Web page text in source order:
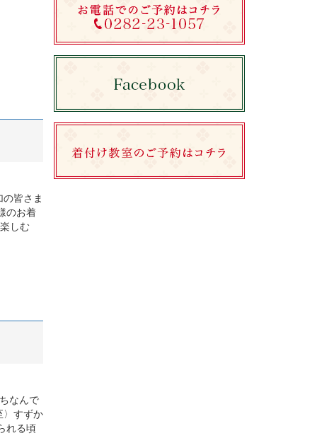
皆さま
のお着
しむ
なんで
〉すずか
れる頃